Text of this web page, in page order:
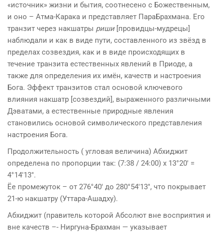
«источник» жизни и бытия, соотнесено с Божественным,
и оно – Атма-Карака и представляет ПараБрахмана. Его
транзит через накшатры риши[провидцы-мудрецы]
наблюдали и как в виде пути, составленного из звёзд в
пределах созвездия, как и в виде происходящих в
течение транзита естественных явлений в Приоде, а
также для определения их имён, качеств и настроения
Бога. Эффект транзитов стал основой ключевого
влияния накшатр [созвездий], выраженного различными
Дэватами, а естественные природные явления
становились основой символического представления
настроения Бога.
Продолжительность ( угловая величина) Абхиджит
определена по пропорции так: (7:38 / 24:00) x 13°20′ =
4°14′13″.
Ёе промежуток – от 276°40′ до 280°54′13″, что покрывает
21-ю накшатру (Уттара-Ашадху).
Абхиджит (правитель которой Абсолют вне восприятия и
вне качеств –- Ниргуна-Брахман — указывает